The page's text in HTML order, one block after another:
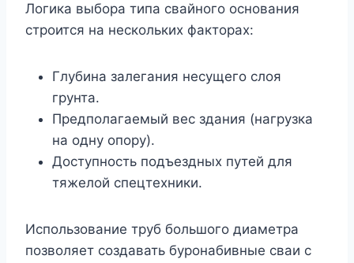
Логика выбора типа свайного основания
строится на нескольких факторах:
Глубина залегания несущего слоя
грунта.
Предполагаемый вес здания (нагрузка
на одну опору).
Доступность подъездных путей для
тяжелой спецтехники.
Использование труб большого диаметра
позволяет создавать буронабивные сваи с